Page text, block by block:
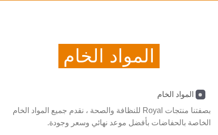
المواد الخام
المواد الخام
بصفتنا منتجات Royal للنظافة والصحة ، نقدم جميع المواد الخام
الخاصة بالحفاضات بأفضل موعد نهائي وسعر وجودة.